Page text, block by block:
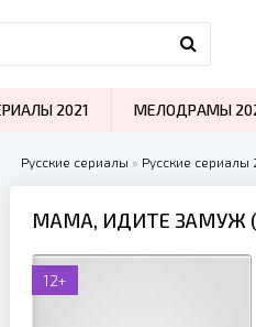
Русские сериалы » Русские сериалы
МАМА, ИДИТЕ ЗАМУЖ
12+
2021 МЕЛОДРАМЫ